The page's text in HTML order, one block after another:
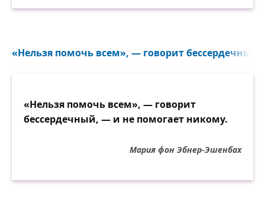
«Нельзя помочь всем», — говорит
«Нельзя помочь всем», — говорит
бессердечный, — и не помогает никому.
Мария фон Эбнер-Эшенбах